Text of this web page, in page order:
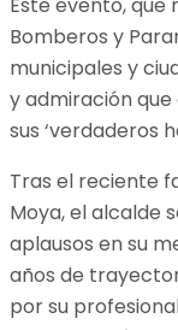
Bomberos y
municipales y
y admiración
sus ‘verdaderos
Tras el reciente
Moya, el alcalde
aplausos en su
años de
por su